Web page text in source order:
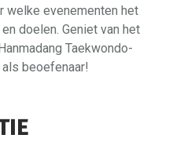
welke evenementen het
doelen. Geniet van het
Taekwondo-
beoefenaar!